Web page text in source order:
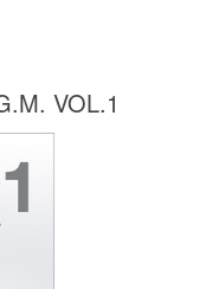
VOL.1